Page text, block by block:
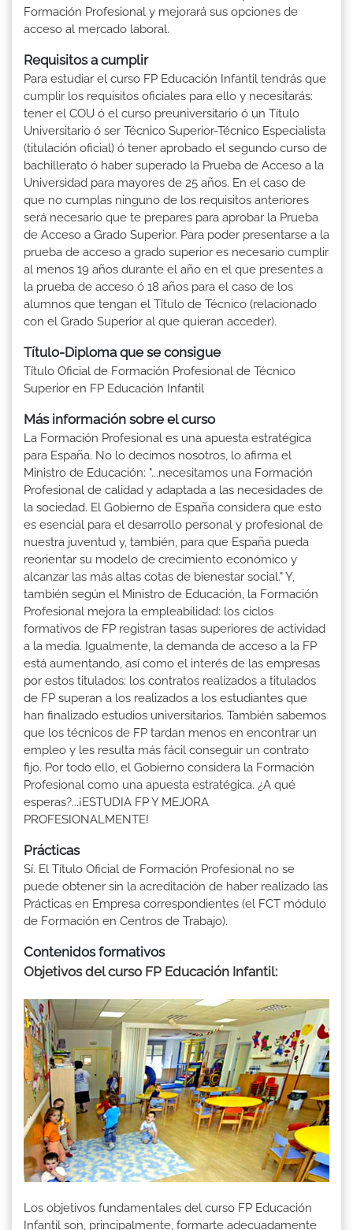
Formación Profesional y mejorará sus opciones de
acceso al mercado laboral.
Requisitos a cumplir
Para estudiar el curso FP Educación Infantil tendrás que
cumplir los requisitos oficiales para ello y necesitarás:
tener el COU ó el curso preuniversitario ó un Título
Universitario ó ser Técnico Superior-Técnico Especialista
(titulación oficial) ó tener aprobado el segundo curso de
bachillerato ó haber superado la Prueba de Acceso a la
Universidad para mayores de 25 años. En el caso de
que no cumplas ninguno de los requisitos anteriores
será necesario que te prepares para aprobar la Prueba
de Acceso a Grado Superior. Para poder presentarse a la
prueba de acceso a grado superior es necesario cumplir
al menos 19 años durante el año en el que presentes a
la prueba de acceso ó 18 años para el caso de los
alumnos que tengan el Título de Técnico (relacionado
con el Grado Superior al que quieran acceder).
Título-Diploma que se consigue
Título Oficial de Formación Profesional de Técnico
Superior en FP Educación Infantil
Más información sobre el curso
La Formación Profesional es una apuesta estratégica
para España. No lo decimos nosotros, lo afirma el
Ministro de Educación: "...necesitamos una Formación
Profesional de calidad y adaptada a las necesidades de
la sociedad. El Gobierno de España considera que esto
es esencial para el desarrollo personal y profesional de
nuestra juventud y, también, para que España pueda
reorientar su modelo de crecimiento económico y
alcanzar las más altas cotas de bienestar social." Y,
también según el Ministro de Educación, la Formación
Profesional mejora la empleabilidad: los ciclos
formativos de FP registran tasas superiores de actividad
a la media. Igualmente, la demanda de acceso a la FP
está aumentando, así como el interés de las empresas
por estos titulados: los contratos realizados a titulados
de FP superan a los realizados a los estudiantes que
han finalizado estudios universitarios. También sabemos
que los técnicos de FP tardan menos en encontrar un
empleo y les resulta más fácil conseguir un contrato
fijo. Por todo ello, el Gobierno considera la Formación
Profesional como una apuesta estratégica. ¿A qué
esperas?...¡ESTUDIA FP Y MEJORA
PROFESIONALMENTE!
Prácticas
Sí. El Título Oficial de Formación Profesional no se
puede obtener sin la acreditación de haber realizado las
Prácticas en Empresa correspondientes (el FCT módulo
de Formación en Centros de Trabajo).
Contenidos formativos
Objetivos del curso FP Educación Infantil:
Los objetivos fundamentales del curso FP Educación
Infantil son, principalmente, formarte adecuadamente